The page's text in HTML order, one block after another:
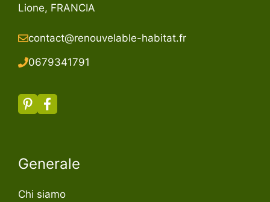
Lione, FRANCIA
contact@renouvelable-habitat.fr
0679341791
Generale
Chi siamo